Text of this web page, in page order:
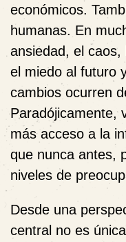
económicos.
humanas. En
ansiedad, el caos,
el miedo al futuro
cambios ocurren
Paradójicamente,
más acceso a la
que nunca antes,
niveles de
Desde una
central no es